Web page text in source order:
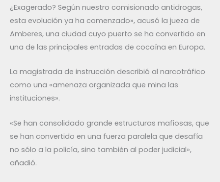
¿Exagerado? Según nuestro comisionado antidrogas,
esta evolución ya ha comenzado», acusó la jueza de
Amberes, una ciudad cuyo puerto se ha convertido en
una de las principales entradas de cocaína en Europa.
La magistrada de instrucción describió al narcotráfico
como una «amenaza organizada que mina las
instituciones».
«Se han consolidado grande estructuras mafiosas, que
se han convertido en una fuerza paralela que desafía
no sólo a la policía, sino también al poder judicial»,
añadió.